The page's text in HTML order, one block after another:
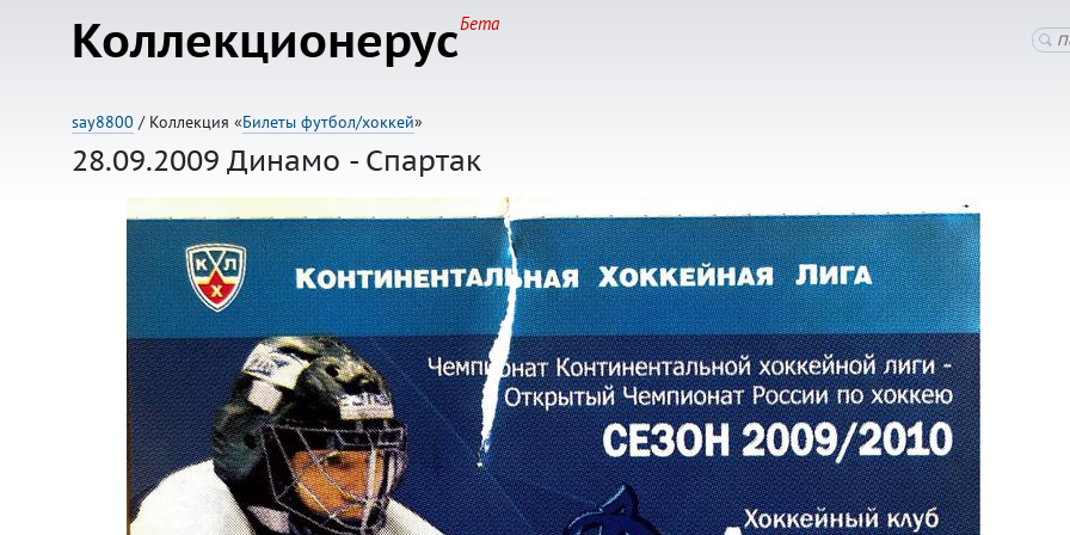
КоллекционерусБета
say8800 / Коллекция «Билеты футбол/хоккей»
28.09.2009 Динамо - Спартак